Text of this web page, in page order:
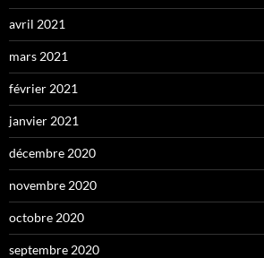
avril 2021
mars 2021
février 2021
janvier 2021
décembre 2020
novembre 2020
octobre 2020
septembre 2020